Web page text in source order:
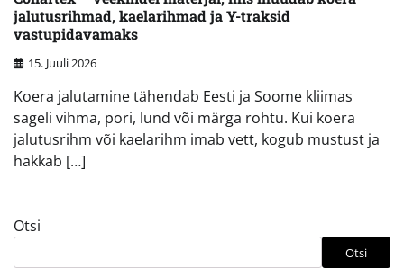
jalutusrihmad, kaelarihmad ja Y-traksid
vastupidavamaks
15. Juuli 2026
Koera jalutamine tähendab Eesti ja Soome kliimas
sageli vihma, pori, lund või märga rohtu. Kui koera
jalutusrihm või kaelarihm imab vett, kogub mustust ja
hakkab […]
Otsi
Otsi